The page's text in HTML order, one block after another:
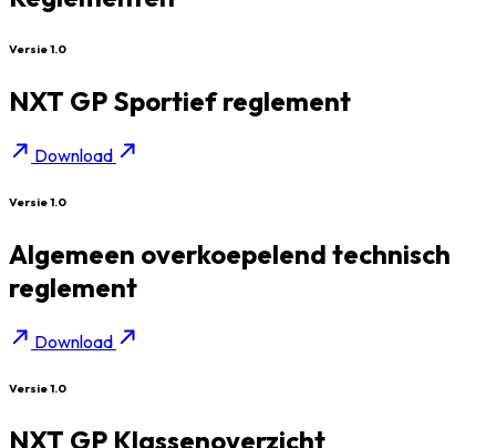
Versie 1.0
NXT GP Sportief reglement
Download
Versie 1.0
Algemeen overkoepelend technisch
reglement
Download
Versie 1.0
NXT GP Klassenoverzicht